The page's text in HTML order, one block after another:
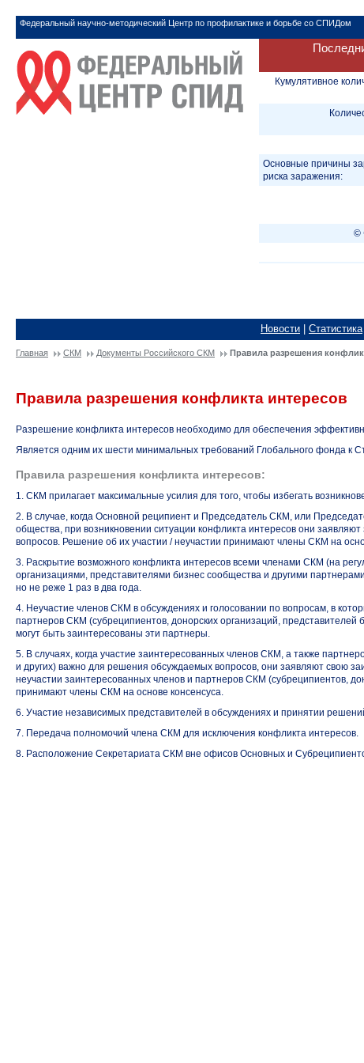
Федеральный научно-методический Центр по профилактике и борьбе со СПИДом
Кумулятивное
Основные причины
риска заражения:
©
Новости Статистика
Главная СКМ Документы Российского CКМ Правила разрешения
Правила разрешения конфликта интересов
Разрешение конфликта интересов необходимо для обеспечения
Является одним их шести минимальных требований Глобального фонда
Правила разрешения конфликта интересов:
1. СКМ прилагает максимальные усилия для того, чтобы избегать
2. В случае, когда Основной реципиент и Председатель СКМ, или
общества, при возникновении ситуации конфликта интересов они
вопросов. Решение об их участии / неучастии принимают члены СКМ на
3. Раскрытие возможного конфликта интересов всеми членами СКМ (на
организациями, представителями бизнес сообщества и другими
но не реже 1 раз в два года.
4. Неучастие членов СКМ в обсуждениях и голосовании по вопросам, в
партнеров СКМ (субреципиентов, донорских организаций, представителей
могут быть заинтересованы эти партнеры.
5. В случаях, когда участие заинтересованных членов СКМ, а также
и других) важно для решения обсуждаемых вопросов, они заявляют свою
неучастии заинтересованных членов и партнеров СКМ (субреципиентов,
принимают члены СКМ на основе консенсуса.
6. Участие независимых представителей в обсуждениях и принятии
7. Передача полномочий члена СКМ для исключения конфликта интересов.
8. Расположение Секретариата СКМ вне офисов Основных и